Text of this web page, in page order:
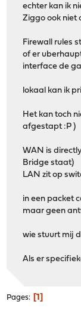
echter kan ik
Ziggo ook niet
Firewall rules
of er
interface de
lokaal kan ik
Het kan toch
afgestapt :P )
WAN is
Bridge staat)
LAN zit op
in een packet
maar geen
wie stuurt mij
Als er
Pages 1